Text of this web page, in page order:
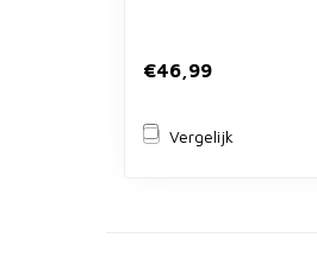
€46,99
Vergelijk